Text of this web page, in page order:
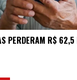
PERDERAM R$ 62,5